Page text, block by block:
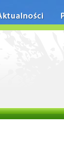
Aktualności